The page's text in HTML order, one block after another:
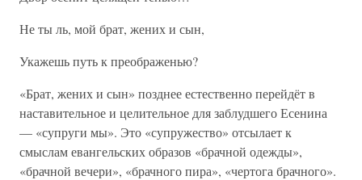
Не ты ль, мой брат, жених и сын,
Укажешь путь к преображенью?
«Брат, жених и сын» позднее естественно перейдёт в
наставительное и целительное для заблудшего Есенина
— «супруги мы». Это «супружество» отсылает к
смыслам евангельских образов «брачной одежды»,
«брачной вечери», «брачного пира», «чертога брачного».